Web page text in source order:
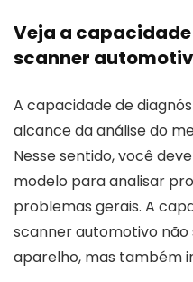
Veja a
scanner
A capacidade de
alcance da análise do
Nesse sentido, você
modelo para analisar
problemas gerais. A
scanner automotivo
aparelho, mas também